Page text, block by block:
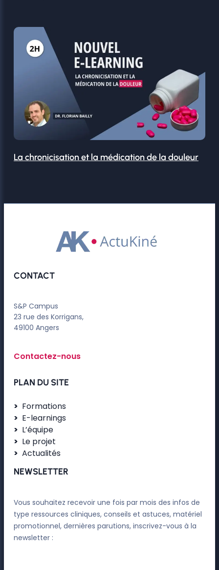
La chronicisation et la médication de la douleur
CONTACT
S&P Campus
23 rue des Korrigans,
49100 Angers
Contactez-nous
PLAN DU SITE
Formations
E-learnings
L’équipe
Le projet
Actualités
NEWSLETTER
Vous souhaitez recevoir une fois par mois des infos de
type ressources cliniques, conseils et astuces, matériel
promotionnel, dernières parutions, inscrivez-vous à la
newsletter :